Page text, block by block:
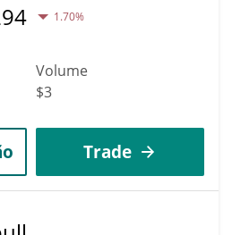
1.70%
Volume
$3
Trade